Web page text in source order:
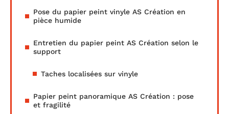
Pose du papier peint vinyle AS Création en
pièce humide
Entretien du papier peint AS Création selon le
support
Taches localisées sur vinyle
Papier peint panoramique AS Création : pose
et fragilité